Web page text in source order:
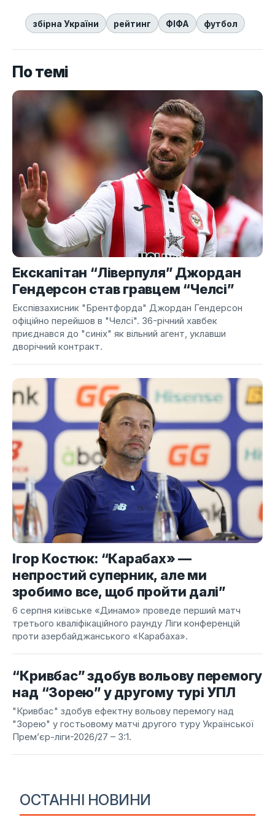
ОСТАННІ НОВИНИ
збірна України рейтинг ФІФА футбол
По темі
Екскапітан “Ліверпуля” Джордан
Гендерсон став гравцем “Челсі”
Експівзахисник "Брентфорда" Джордан Гендерсон
офіційно перейшов в "Челсі". 36-річний хавбек
приєднався до "синіх" як вільний агент, уклавши
дворічний контракт.
Ігор Костюк: “Карабах» —
непростий суперник, але ми
зробимо все, щоб пройти далі”
6 серпня київське «Динамо» проведе перший матч
третього кваліфікаційного раунду Ліги конференцій
проти азербайджанського «Карабаха».
“Кривбас” здобув вольову перемогу
над “Зорею” у другому турі УПЛ
"Кривбас" здобув ефектну вольову перемогу над
"Зорею" у гостьовому матчі другого туру Української
Прем’єр-ліги-2026/27 – 3:1.